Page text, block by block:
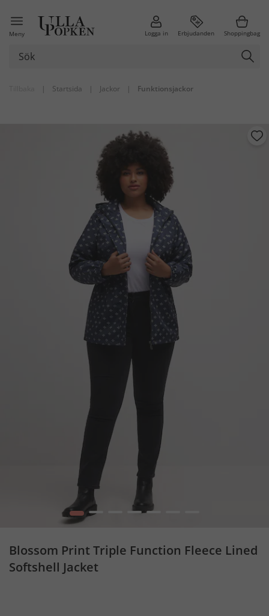
Meny Logga in Erbjudanden Shoppingbag
| Startsida | Jackor | Funktionsjackor
1 2
Blossom Print Triple Function Fleece Lined
Softshell Jacket